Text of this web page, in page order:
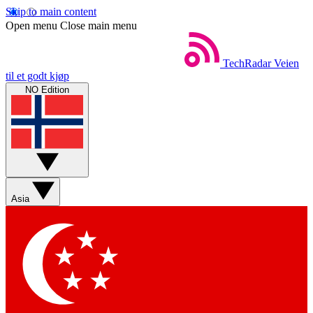
Skip to main content
Open menu Close main menu
TechRadar Veien
til et godt kjøp
NO Edition
Asia